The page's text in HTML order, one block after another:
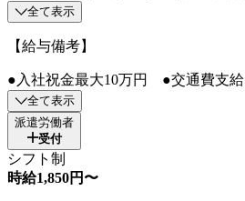
全て表示
【給与備考】
●入社祝金最大10万円 ●交通費支給
全て表示
派遣労働者
受付
シフト制
時給1,850円〜